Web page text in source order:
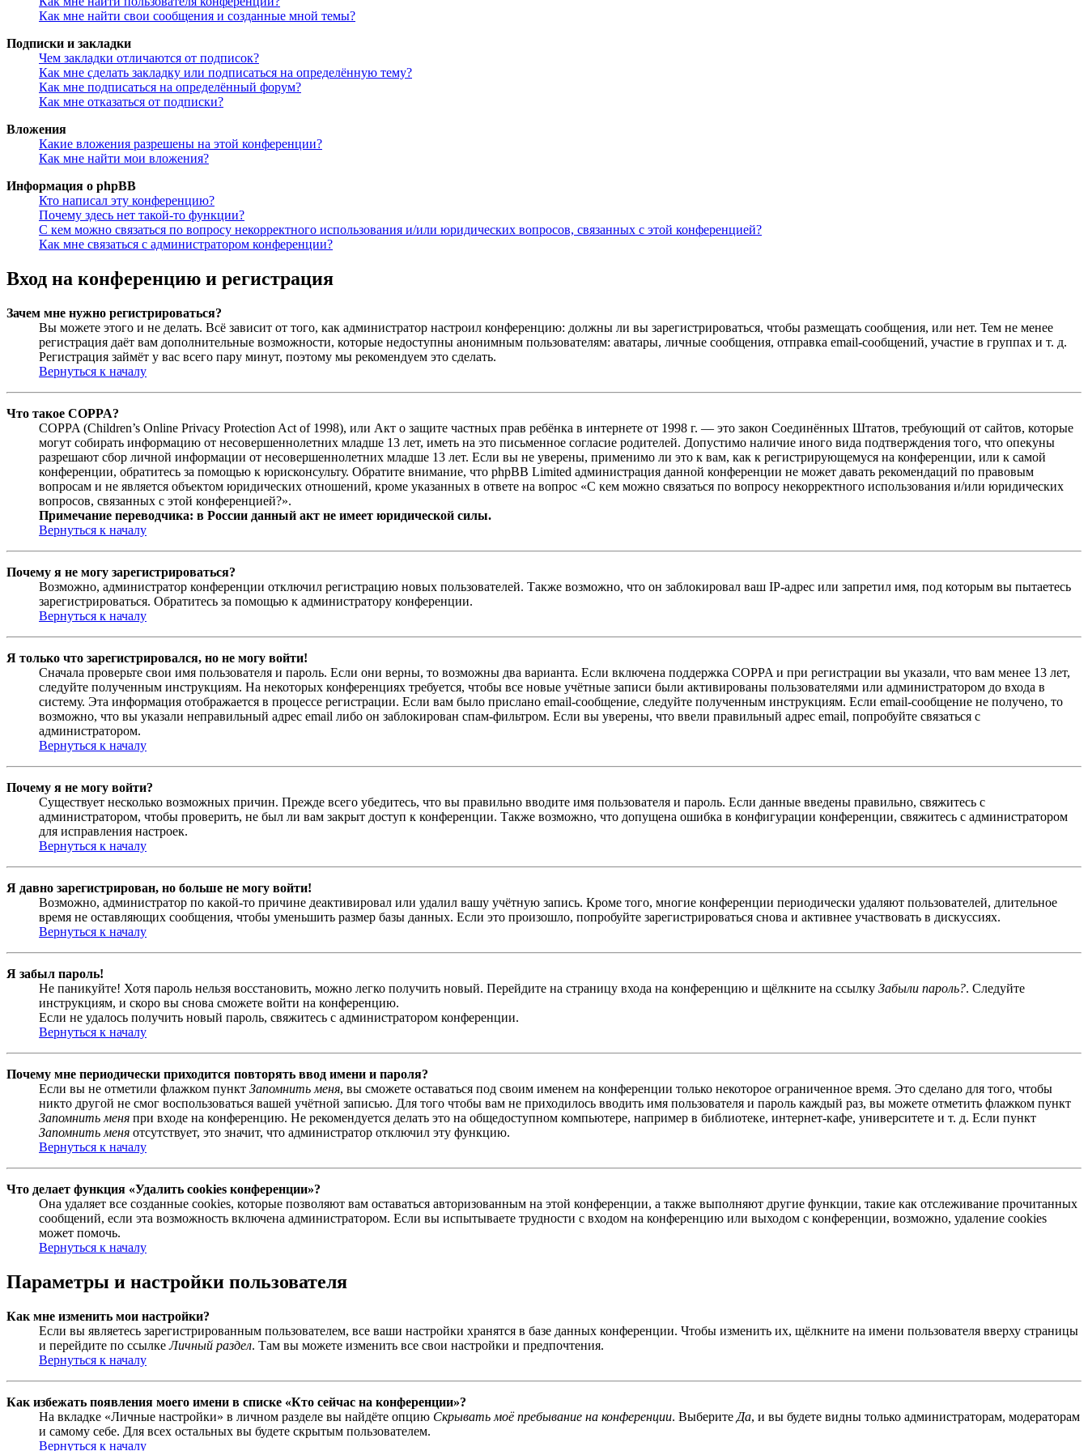
Как мне найти свои сообщения и созданные мной темы?
Подписки и закладки
Чем закладки отличаются от подписок?
Как мне сделать закладку или подписаться на определённую тему?
Как мне подписаться на определённый форум?
Как мне отказаться от подписки?
Вложения
Какие вложения разрешены на этой конференции?
Как мне найти мои вложения?
Информация о phpBB
Кто написал эту конференцию?
Почему здесь нет такой-то функции?
С кем можно связаться по вопросу некорректного использования и/или юридических вопросов, связанных с этой конференцией?
Как мне связаться с администратором конференции?
Вход на конференцию и регистрация
Зачем мне нужно регистрироваться?
Вы можете этого и не делать. Всё зависит от того, как администратор настроил конференцию: должны ли вы зарегистрироваться, чтобы размещать сообщения, или нет. Тем не менее
регистрация даёт вам дополнительные возможности, которые недоступны анонимным пользователям: аватары, личные сообщения, отправка email-сообщений, участие в группах и т. д.
Регистрация займёт у вас всего пару минут, поэтому мы рекомендуем это сделать.
Вернуться к началу
Что такое COPPA?
COPPA (Children’s Online Privacy Protection Act of 1998), или Акт о защите частных прав ребёнка в интернете от 1998 г. — это закон Соединённых Штатов, требующий от сайтов, которые
могут собирать информацию от несовершеннолетних младше 13 лет, иметь на это письменное согласие родителей. Допустимо наличие иного вида подтверждения того, что опекуны
разрешают сбор личной информации от несовершеннолетних младше 13 лет. Если вы не уверены, применимо ли это к вам, как к регистрирующемуся на конференции, или к самой
конференции, обратитесь за помощью к юрисконсульту. Обратите внимание, что phpBB Limited администрация данной конференции не может давать рекомендаций по правовым
вопросам и не является объектом юридических отношений, кроме указанных в ответе на вопрос «С кем можно связаться по вопросу некорректного использования и/или юридических
вопросов, связанных с этой конференцией?».
Примечание переводчика: в России данный акт не имеет юридической силы.
Вернуться к началу
Почему я не могу зарегистрироваться?
Возможно, администратор конференции отключил регистрацию новых пользователей. Также возможно, что он заблокировал ваш IP-адрес или запретил имя, под которым вы пытаетесь
зарегистрироваться. Обратитесь за помощью к администратору конференции.
Вернуться к началу
Я только что зарегистрировался, но не могу войти!
Сначала проверьте свои имя пользователя и пароль. Если они верны, то возможны два варианта. Если включена поддержка COPPA и при регистрации вы указали, что вам менее 13 лет,
следуйте полученным инструкциям. На некоторых конференциях требуется, чтобы все новые учётные записи были активированы пользователями или администратором до входа в
систему. Эта информация отображается в процессе регистрации. Если вам было прислано email-сообщение, следуйте полученным инструкциям. Если email-сообщение не получено, то
возможно, что вы указали неправильный адрес email либо он заблокирован спам-фильтром. Если вы уверены, что ввели правильный адрес email, попробуйте связаться с
администратором.
Вернуться к началу
Почему я не могу войти?
Существует несколько возможных причин. Прежде всего убедитесь, что вы правильно вводите имя пользователя и пароль. Если данные введены правильно, свяжитесь с
администратором, чтобы проверить, не был ли вам закрыт доступ к конференции. Также возможно, что допущена ошибка в конфигурации конференции, свяжитесь с администратором
для исправления настроек.
Вернуться к началу
Я давно зарегистрирован, но больше не могу войти!
Возможно, администратор по какой-то причине деактивировал или удалил вашу учётную запись. Кроме того, многие конференции периодически удаляют пользователей, длительное
время не оставляющих сообщения, чтобы уменьшить размер базы данных. Если это произошло, попробуйте зарегистрироваться снова и активнее участвовать в дискуссиях.
Вернуться к началу
Я забыл пароль!
Не паникуйте! Хотя пароль нельзя восстановить, можно легко получить новый. Перейдите на страницу входа на конференцию и щёлкните на ссылку Забыли пароль?. Следуйте
инструкциям, и скоро вы снова сможете войти на конференцию.
Если не удалось получить новый пароль, свяжитесь с администратором конференции.
Вернуться к началу
Почему мне периодически приходится повторять ввод имени и пароля?
Если вы не отметили флажком пункт Запомнить меня, вы сможете оставаться под своим именем на конференции только некоторое ограниченное время. Это сделано для того, чтобы
никто другой не смог воспользоваться вашей учётной записью. Для того чтобы вам не приходилось вводить имя пользователя и пароль каждый раз, вы можете отметить флажком пункт
Запомнить меня при входе на конференцию. Не рекомендуется делать это на общедоступном компьютере, например в библиотеке, интернет-кафе, университете и т. д. Если пункт
Запомнить меня отсутствует, это значит, что администратор отключил эту функцию.
Вернуться к началу
Что делает функция «Удалить cookies конференции»?
Она удаляет все созданные cookies, которые позволяют вам оставаться авторизованным на этой конференции, а также выполняют другие функции, такие как отслеживание прочитанных
сообщений, если эта возможность включена администратором. Если вы испытываете трудности с входом на конференцию или выходом с конференции, возможно, удаление cookies
может помочь.
Вернуться к началу
Параметры и настройки пользователя
Как мне изменить мои настройки?
Если вы являетесь зарегистрированным пользователем, все ваши настройки хранятся в базе данных конференции. Чтобы изменить их, щёлкните на имени пользователя вверху страницы
и перейдите по ссылкеЛичный раздел. Там вы можете изменить все свои настройки и предпочтения.
Вернуться к началу
Как избежать появления моего имени в списке «Кто сейчас на конференции»?
На вкладке «Личные настройки» в личном разделе вы найдёте опцию Скрывать моё пребывание на конференции. Выберите Да, и вы будете видны только администраторам, модераторам
и самому себе. Для всех остальных вы будете скрытым пользователем.
Вернуться к началу